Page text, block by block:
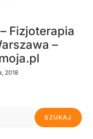
Fizjoterapia
–
2018
SZUKAJ